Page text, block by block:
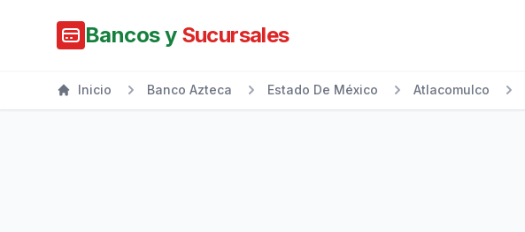
Bancos y Sucursales
Inicio Banco Azteca Estado De México Atlacomulco